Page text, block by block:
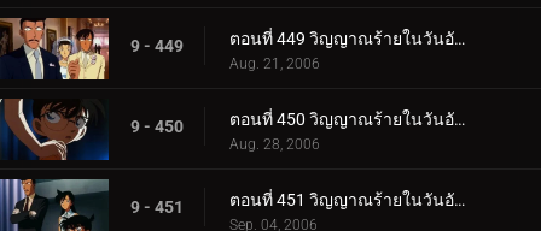
9 - 449 ตอนที่ 449 วิญญาณร้ายในวันอับโชค (ภาคคดี)
Aug. 21, 2006
9 - 450 ตอนที่ 450 วิญญาณร้ายในวันอับโชค (ภาคสงสัย)
Aug. 28, 2006
9 - 451 ตอนที่ 451 วิญญาณร้ายในวันอับโชค (ภาคไขปริศนา)
Sep. 04, 2006